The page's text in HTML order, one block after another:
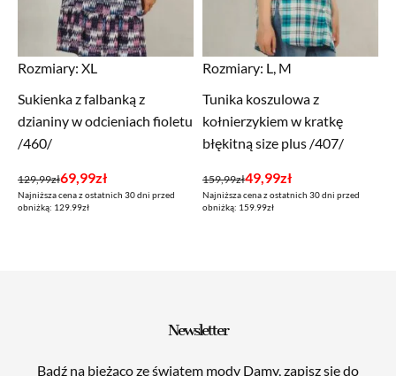
Rozmiary: XL
Sukienka z falbanką z
dzianiny w odcieniach fioletu
/460/
129,99zł
Pierwotna
cena
69,99zł
Aktualna
cena
Najniższa cena z ostatnich 30 dni przed
obniżką: 129.99zł
Rozmiary: L, M
Tunika koszulowa z
kołnierzykiem w kratkę
błękitną size plus /407/
159,99zł
Pierwotna
cena
49,99zł
Aktualna
cena
Najniższa cena z ostatnich 30 dni przed
obniżką: 159.99zł
Newsletter
Bądź na bieżąco ze światem mody Damy, zapisz się do